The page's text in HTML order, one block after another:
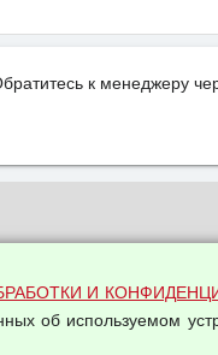
к менеджеру
И
об используемом